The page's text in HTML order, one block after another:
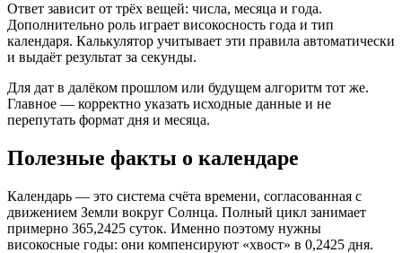
Ответ зависит от трёх вещей: числа, месяца и года.
Дополнительно роль играет високосность года и тип
календаря. Калькулятор учитывает эти правила автоматически
и выдаёт результат за секунды.
Для дат в далёком прошлом или будущем алгоритм тот же.
Главное — корректно указать исходные данные и не
перепутать формат дня и месяца.
Полезные факты о календаре
Календарь — это система счёта времени, согласованная с
движением Земли вокруг Солнца. Полный цикл занимает
примерно 365,2425 суток. Именно поэтому нужны
високосные годы: они компенсируют «хвост» в 0,2425 дня.